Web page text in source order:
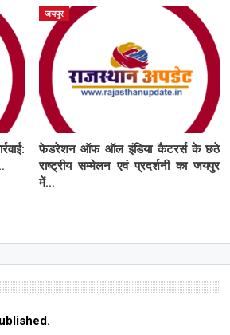
जयपुर
फेडरेशन ऑफ ऑल इंडिया कैटरर्स के छठे
राष्ट्रीय सम्मेलन एवं प्रदर्शनी का जयपुर
में…